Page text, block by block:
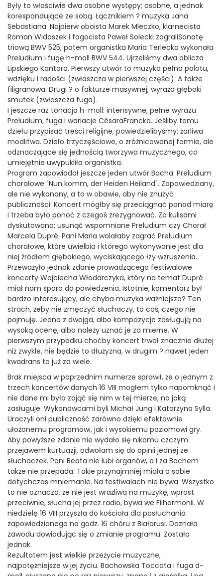
Były to właściwie dwa osobne występy; osobne, a jednak
korespondujące ze sobą. Łącznikiem ? muzyka Jana
Sebastiana. Najpierw oboista Marek Mleczko, klarnecista
Roman Widaszek i fagocista Paweł Solecki zagraliSonatę
triową BWV 525, potem organistka Maria Terlecka wykonała
Preludium i fugę h-moll BWV 544. Ujrzeliśmy dwa oblicza
Lipskiego Kantora. Pierwszy utwór to muzyka pełna polotu,
wdzięku i radości (zwłaszcza w pierwszej części). A także
filigranowa. Drugi ? o fakturze masywnej, wyraża głęboki
smutek (zwłaszcza fuga).
I jeszcze raz tonacja h-moll: intensywne, pełne wyrazu
Preludium, fuga i wariacje CésaraFrancka. Jeśliby temu
dziełu przypisać treści religijne, powiedzielibyśmy: żarliwa
modlitwa. Dzieło trzyczęściowe, o zróżnicowanej formie, ale
odznaczające się jednością tworzywa muzycznego, co
umiejętnie uwypukliła organistka.
Program zapowiadał jeszcze jeden utwór Bacha: Preludium
chorałowe "Nun komm, der Heiden Heiland". Zapowiedziany,
ale nie wykonany, a to w obawie, aby nie znużyć
publiczności. Koncert mógłby się przeciągnąć ponad miarę
i trzeba było ponoć z czegoś zrezygnować. Za kulisami
dyskutowano: usunąć wspomniane Preludium czy Chorał
Marcela Dupré. Pani Maria wolałaby zagrać Preludium
chorałowe, które uwielbia i którego wykonywanie jest dla
niej źródłem głębokiego, wyciskającego łzy wzruszenia.
Przeważyło jednak zdanie prowadzącego festiwalowe
koncerty Wojciecha Włodarczyka, który na temat Dupré
miał nam sporo do powiedzenia. Istotnie, komentarz był
bardzo interesujący, ale chyba muzyka ważniejsza? Ten
strach, żeby nie zmęczyć słuchaczy, to coś, czego nie
pojmuję. Jedno z dwojga, albo kompozycje zasługują na
wysoką ocenę, albo należy uznać je za mierne. W
pierwszym przypadku choćby koncert trwał znacznie dłużej
niż zwykle, nie będzie to dłużyzna, w drugim ? nawet jeden
kwadrans to już za wiele.
Brak miejsca w poprzednim numerze sprawił, że o jednym z
trzech koncertów danych 16 VIII mogłem tylko napomknąć i
nie dane mi było zająć się nim w tej mierze, na jaką
zasługuje. Wykonawcami byli Michał Jung i Katarzyna Sylla.
Uraczyli oni publiczność zarówno dzięki efektownie
ułożonemu programowi, jak i wysokiemu poziomowi gry.
Aby powyższe zdanie nie wydało się nikomu czczym
przejawem kurtuazji, odwołam się do opinii jednej ze
słuchaczek. Pani Beata nie lubi organów, a i za Bachem
także nie przepada. Takie przynajmniej miała o sobie
dotychczas mniemanie. Na festiwalach nie bywa. Wszystko
to nie oznacza, że nie jest wrażliwa na muzykę, wprost
przeciwnie, słucha jej przez radio, bywa we Filharmonii. W
niedzielę 16 VIII przyszła do kościoła dla posłuchania
zapowiedzianego na godz. 16 chóru z Białorusi. Doznała
zawodu dowiadując się o zmianie programu. Została
jednak.
Rezultatem jest wielkie przeżycie muzyczne,
najpotężniejsze w jej życiu. Bachowska Toccata i fuga d-